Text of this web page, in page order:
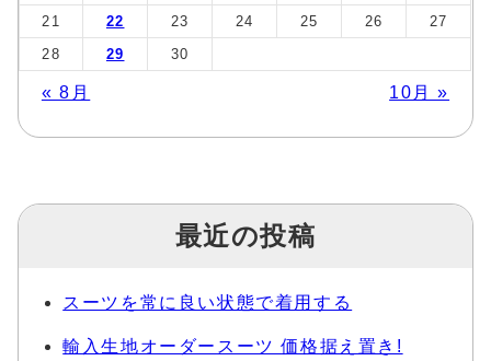
21
22 23 24 25 26
27
28
29 30
« 8月 10月 »
最近の投稿
スーツを常に良い状態で着用する
輸入生地オーダースーツ 価格据え置き!